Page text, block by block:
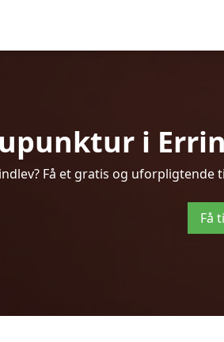
i
Få et gratis og
Få